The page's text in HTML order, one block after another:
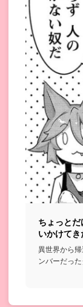
ちょっと
いかけてき
異世界から
ンバーだっ